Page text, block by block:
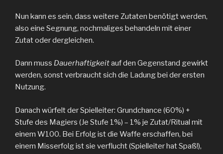
Nun kann es sein, dass weitere Zutaten benötigt werden,
also eine Segnung, nochmaliges behandeln mit einer
Zutat oder dergleichen.
Dann muss Dauerhaftigkeitauf den Gegenstand gewirkt
werden, sonst verbraucht sich die Ladung bei der ersten
Nutzung.
Danach würfelt der Spielleiter: Grundchance (60%) +
Stufe des Magiers (Je Stufe 1%) – 1% je Zutat/Ritual mit
einem W100. Bei Erfolg ist die Waffe erschaffen, bei
einem Misserfolg ist sie verflucht (Spielleiter hat Spaß!),